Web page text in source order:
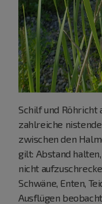
Schilf und Röhricht
zahlreiche
zwischen den
gilt: Abstand
nicht
Schwäne, Enten,
Ausflügen